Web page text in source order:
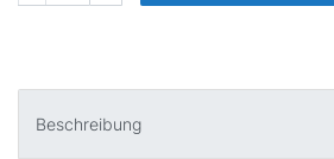
Beschreibung